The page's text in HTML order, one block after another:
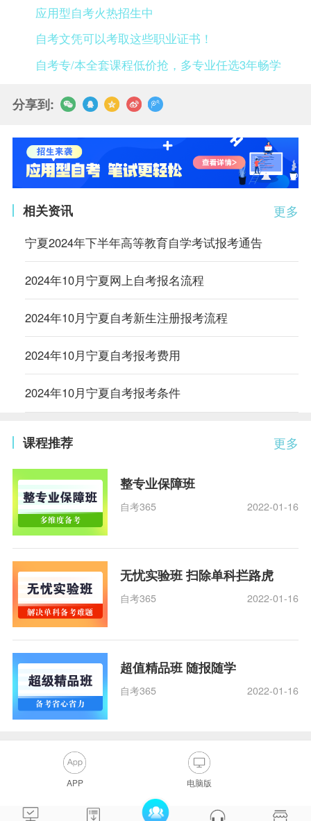
应用型自考火热招生中
自考文凭可以考取这些职业证书！
自考专/本全套课程低价抢，多专业任选3年畅学
分享到:
更多
相关资讯
宁夏2024年下半年高等教育自学考试报考通告
2024年10月宁夏网上自考报名流程
2024年10月宁夏自考新生注册报考流程
2024年10月宁夏自考报考费用
2024年10月宁夏自考报考条件
更多
课程推荐
整专业保障班
自考365 2022-01-16
无忧实验班 扫除单科拦路虎
自考365 2022-01-16
超值精品班 随报随学
自考365 2022-01-16
APP 电脑版